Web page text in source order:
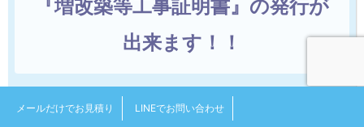
『増改築等工事証明書』の発行が
出来ます！！
※ リフォーム減税の対象となる工事が、一定の条件を満
メールだけでお見積り LINEでお問い合わせ